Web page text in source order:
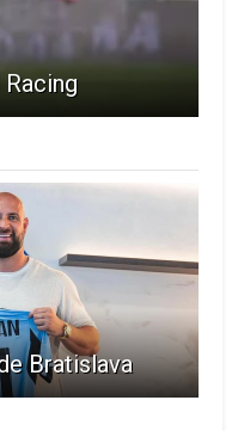
Bratislava